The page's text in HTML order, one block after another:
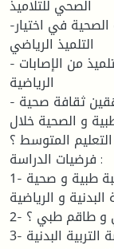
الصحي للتلاميذ
-التعرف على إجراءات الأمن والسلامة الصحية في اختيار
التلميذ الرياضي
- دور المراقبة الطبية والصحية في حماية التلميذ من الإصابات
الرياضية
- إكساب التلاميذ الرياضيين المراهقين ثقافة صحية
و الصحية خلال
المتوسط ؟
فرضيات الدراسة :
1- يخضع تلاميذ المرحلة المتوسطة إلى مراقبة طبية و صحية
و الرياضية
2- لا تتوفر المؤسسات التربوية على مركز طبي و طاقم طبي ؟
3- اهمال المراقبة الطبية والصحية خلال حصة التربية البدنية